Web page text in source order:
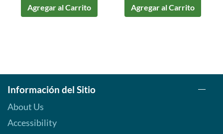
Agregar al Carrito Agregar al Carrito
Información del Sitio
About Us
Accessibility